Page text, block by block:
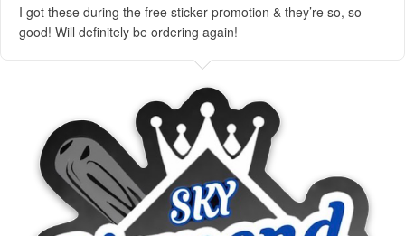
I got these during the free sticker promotion & they’re so, so
good! Will definitely be ordering again!